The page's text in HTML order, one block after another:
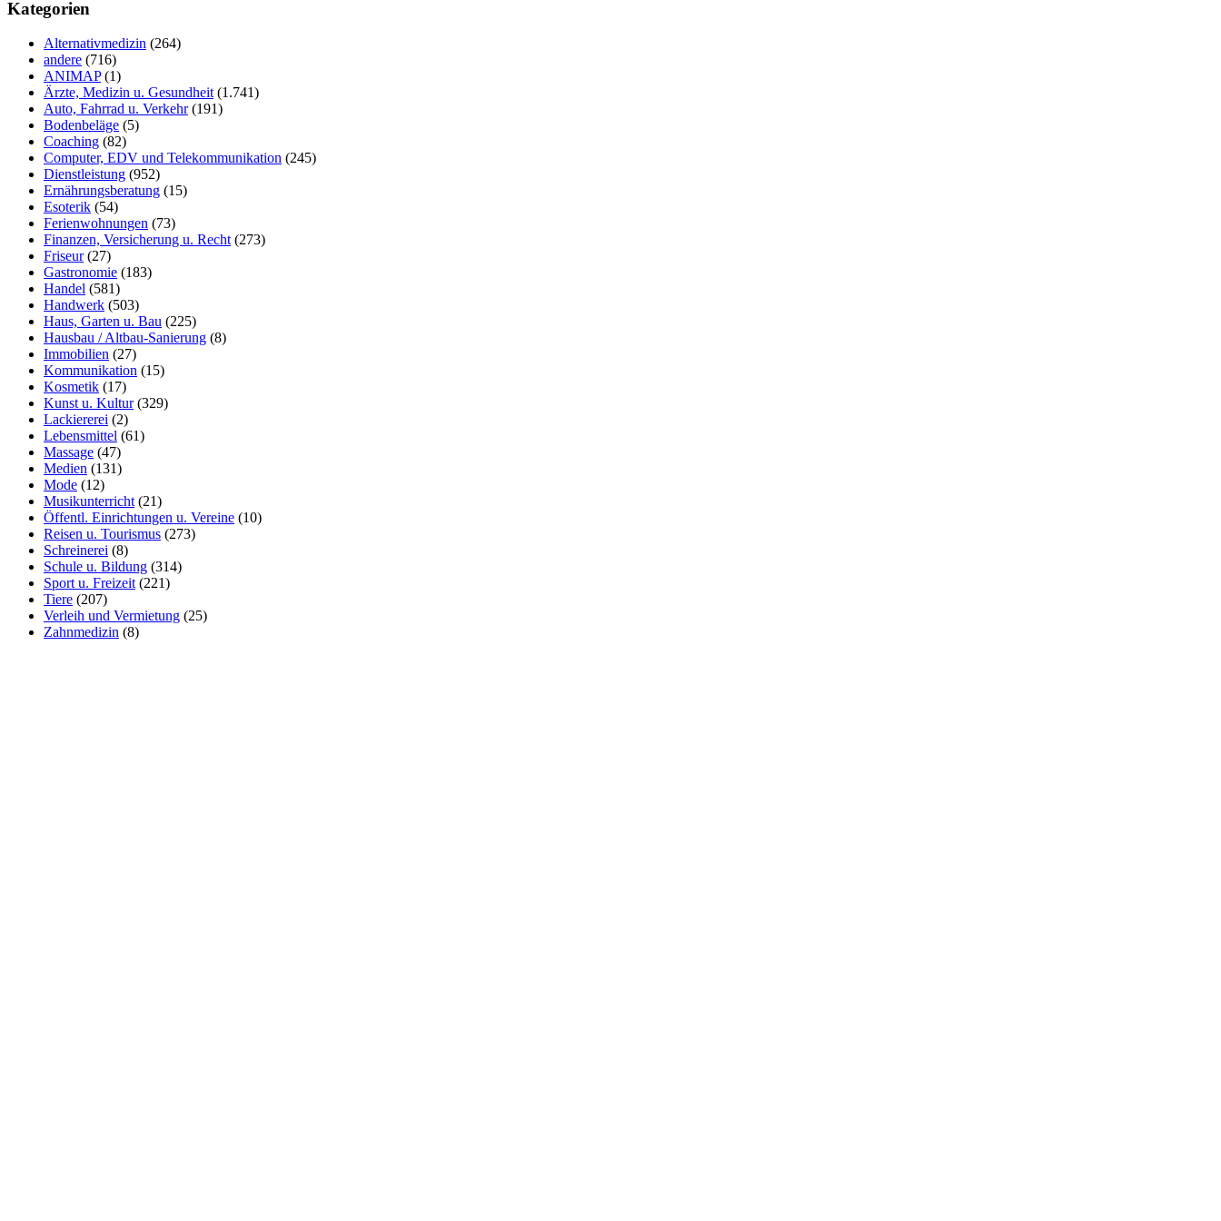
Kategorien
Alternativmedizin (264)
andere (716)
ANIMAP(1)
Ärzte, Medizin u. Gesundheit (1.741)
Auto, Fahrrad u. Verkehr(191)
Bodenbeläge (5)
Coaching (82)
Computer, EDV und Telekommunikation (245)
Dienstleistung (952)
Ernährungsberatung (15)
Esoterik (54)
Ferienwohnungen (73)
Finanzen, Versicherung u. Recht (273)
Friseur(27)
Gastronomie (183)
Handel (581)
Handwerk (503)
Haus, Garten u. Bau (225)
Hausbau / Altbau-Sanierung (8)
Immobilien (27)
Kommunikation (15)
Kosmetik (17)
Kunst u. Kultur(329)
Lackiererei (2)
Lebensmittel (61)
Massage (47)
Medien (131)
Mode (12)
Musikunterricht (21)
Öffentl. Einrichtungen u. Vereine (10)
Reisen u. Tourismus (273)
Schreinerei (8)
Schule u. Bildung (314)
Sport u. Freizeit (221)
Tiere (207)
Verleih und Vermietung (25)
Zahnmedizin (8)